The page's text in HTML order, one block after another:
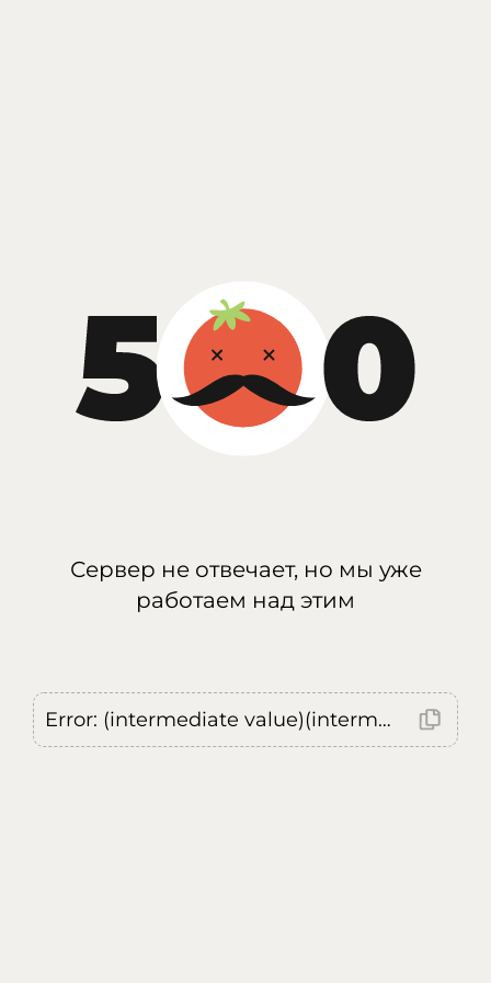
Сервер не отвечает, но мы уже
работаем над этим
Error: (intermediate value)(intermediate value)(intermediate value).replaceAll is not a function